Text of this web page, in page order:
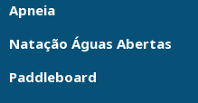
Apneia
Natação Águas Abertas
Paddleboard